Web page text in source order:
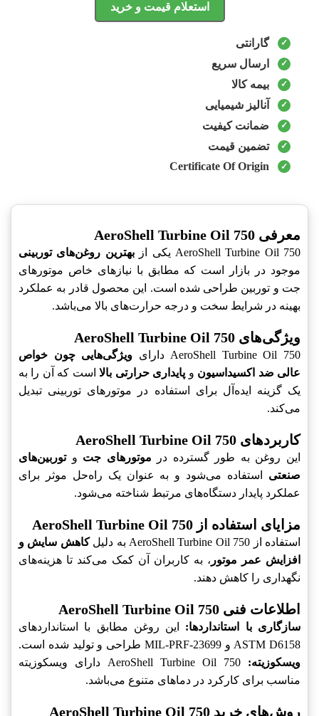
استعلام قیمت و خرید
گارانتی
ارسال سریع
بیمه کالا
آنالیز شیمیایی
ضمانت کیفیت
تضمین قیمت
Certificate Of Origin
معرفی AeroShell Turbine Oil 750
AeroShell Turbine Oil 750 یکی از
بهترین روغن‌های توربینی
موجود در بازار است که مطابق با نیازهای خاص موتورهای
جت و توربین طراحی شده است. این محصول قادر به عملکرد
بهینه در شرایط سخت و درجه حرارت‌های بالا می‌باشد.
ویژگی‌های AeroShell Turbine Oil 750
AeroShell Turbine Oil 750 دارای
ویژگی‌هایی چون خواص
عالی ضد اکسیداسیون و پایداری حرارتی بالااست که آن را به
یک گزینه ایده‌آل برای استفاده در موتورهای توربینی تبدیل
می‌کند.
کاربردهای AeroShell Turbine Oil 750
این روغن به طور گسترده در موتورهای جت وتوربین‌های
صنعتی استفاده می‌شود و به عنوان یک راه‌حل موثر برای
عملکرد پایدار دستگاه‌های مرتبط شناخته می‌شود.
مزایای استفاده از AeroShell Turbine Oil 750
استفاده از AeroShell Turbine Oil 750 به دلیل
کاهش سایش و
افزایش عمر موتور ، به کاربران آن کمک می‌کند تا هزینه‌های
نگهداری را کاهش دهند.
اطلاعات فنی AeroShell Turbine Oil 750
سازگاری با استانداردها: این روغن مطابق با استانداردهای
ASTM D6158 و MIL-PRF-23699 طراحی و تولید شده است.
ویسکوزیته:
AeroShell Turbine Oil 750 دارای ویسکوزیته
مناسب برای کارکرد در دماهای متنوع می‌باشد.
روش‌های خرید AeroShell Turbine Oil 750